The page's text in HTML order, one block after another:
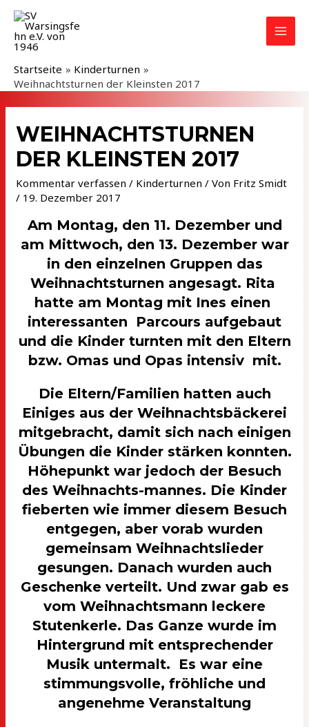
Zum
Inhalt
springen
Startseite
Kinderturnen
Weihnachtsturnen der Kleinsten 2017
WEIHNACHTSTURNEN
DER KLEINSTEN 2017
Kommentar verfassen / Kinderturnen / Von Fritz Smidt
/ 19. Dezember 2017
Am Montag, den 11. Dezember und
am Mittwoch, den 13. Dezember war
in den einzelnen Gruppen das
Weihnachtsturnen angesagt. Rita
hatte am Montag mit Ines einen
interessanten Parcours aufgebaut
und die Kinder turnten mit den Eltern
bzw. Omas und Opas intensiv mit.
Die Eltern/Familien hatten auch
Einiges aus der Weihnachtsbäckerei
mitgebracht, damit sich nach einigen
Übungen die Kinder stärken konnten.
Höhepunkt war jedoch der Besuch
des Weihnachts-mannes. Die Kinder
fieberten wie immer diesem Besuch
entgegen, aber vorab wurden
gemeinsam Weihnachtslieder
gesungen. Danach wurden auch
Geschenke verteilt. Und zwar gab es
vom Weihnachtsmann leckere
Stutenkerle. Das Ganze wurde im
Hintergrund mit entsprechender
Musik untermalt. Es war eine
stimmungsvolle, fröhliche und
angenehme Veranstaltung